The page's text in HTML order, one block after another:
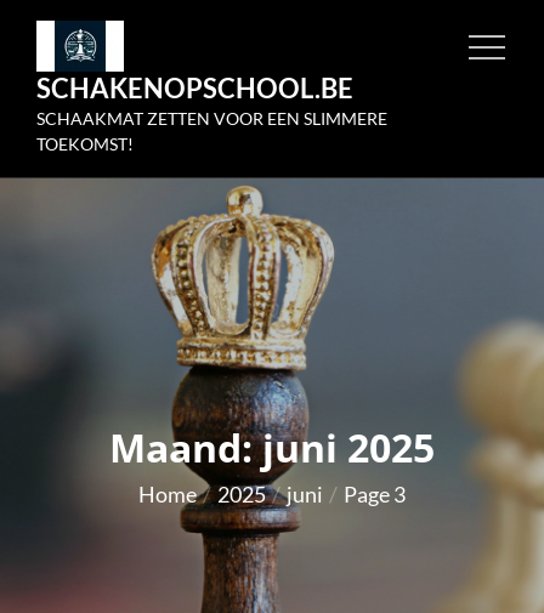
Skip
contentSCHAKENOPSCHOOL.BE
SCHAAKMAT ZETTEN VOOR EEN SLIMMERE
TOEKOMST!
Maand:juni 2025
Home 2025 juni Page 3